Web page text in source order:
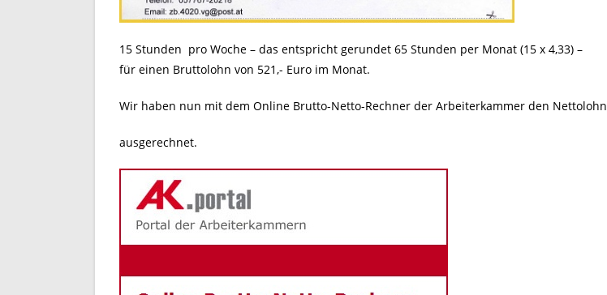
15 Stunden pro Woche – das entspricht gerundet 65 Stunden per Monat (15 x 4,33) –
für einen Bruttolohn von 521,- Euro im Monat.
Wir haben nun mit dem Online Brutto-Netto-Rechner der Arbeiterkammer den Nettolohn
ausgerechnet.